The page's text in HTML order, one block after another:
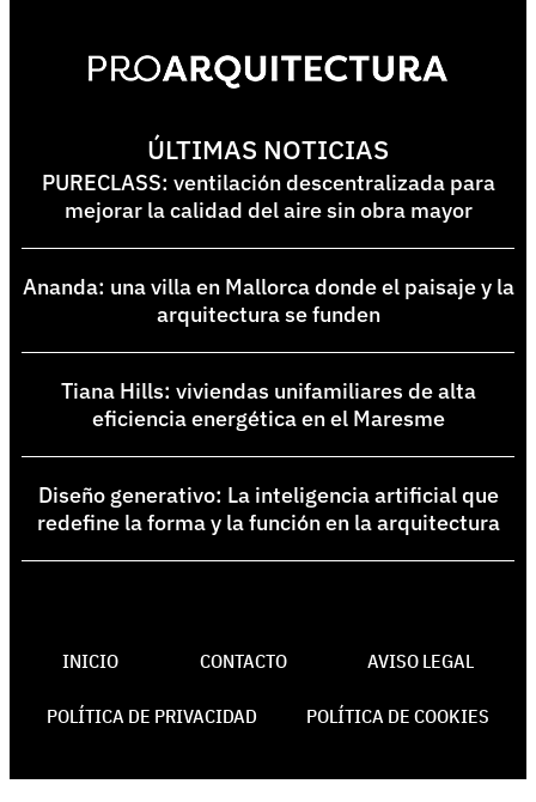
ÚLTIMAS NOTICIAS
PURECLASS: ventilación descentralizada para
mejorar la calidad del aire sin obra mayor
Ananda: una villa en Mallorca donde el paisaje y la
arquitectura se funden
Tiana Hills: viviendas unifamiliares de alta
eficiencia energética en el Maresme
Diseño generativo: La inteligencia artificial que
redefine la forma y la función en la arquitectura
INICIO CONTACTO AVISO LEGAL
POLÍTICA DE PRIVACIDAD POLÍTICA DE COOKIES